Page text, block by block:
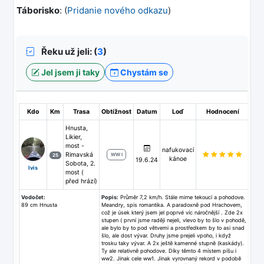
Táborisko: (Pridanie nového odkazu)
Řeku už jeli: (3)
Jel jsem ji taky Chystám se
Kdo Km Trasa Obtížnost Datum Loď Hodnocení
Ivis
25
Hnusta,
Likier,
most -
Rimavská
Sobota, 2.
most (
před hrází)
WW I
19.6.24
nafukovací
kánoe
Vodočet:
89 cm Hnusta
Popis: Průměr 7,2 km/h. Stále mirne tekoucí a pohodove.
Meandry, spis romantika. A paradoxně pod Hrachovem,
což je úsek který jsem jel poprvé víc náročnější . Zde 2x
stupen ( první jsme raději nejeli, vlevo by to šlo v pohodě,
ale bylo by to pod větvemi a prostředkem by to asi snad
šlo, ale dost vývar. Druhy jsme prejeli vpoho, i když
trosku taky vývar. A 2x ještě kamenné stupně (kaskády).
Ty ale relativně pohodove. Díky těmto 4 místem píšu i
ww2. Jinak cele ww1. Jinak vyrovnaný rekord v podobě